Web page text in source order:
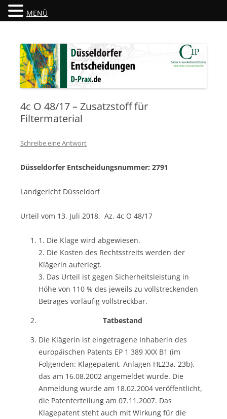
Düsseldorfer Entscheidungen
4c O 48/17 – Zusatzstoff für
Filtermaterial
Schreibe eine Antwort
Düsseldorfer Entscheidungsnummer: 2791
Landgericht Düsseldorf
Urteil vom 13. Juli 2018, Az. 4c O 48/17
1. Die Klage wird abgewiesen.
2. Die Kosten des Rechtsstreits werden der
Klägerin auferlegt.
3. Das Urteil ist gegen Sicherheitsleistung in
Höhe von 110 % des jeweils zu vollstreckenden
Betrages vorläufig vollstreckbar.
Tatbestand
Die Klägerin ist eingetragene Inhaberin des
europäischen Patents EP 1 389 XXX B1 (im
Folgenden: Klagepatent, Anlagen HL23a, 23b),
das am 16.08.2002 angemeldet wurde. Die
Anmeldung wurde am 18.02.2004 veröffentlicht,
die Patenterteilung am 07.11.2007. Das
Klagepatent steht auch mit Wirkung für die
MENÜ